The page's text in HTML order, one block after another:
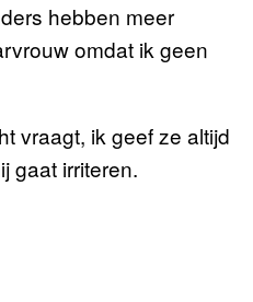
hebben meer
omdat ik geen
vraagt, ik geef ze altijd
gaat irriteren.